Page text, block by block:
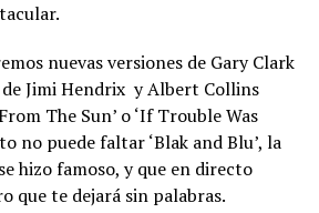
nuevas versiones de Gary Clark
de Jimi Hendrix y Albert Collins
The Sun’ o ‘If Trouble Was
no puede faltar ‘Blak and Blu’, la
hizo famoso, y que en directo
que te dejará sin palabras.